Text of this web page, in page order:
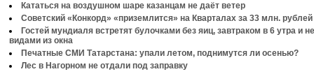
Кататься на воздушном шаре казанцам не даёт ветер
Советский «Конкорд» «приземлится» на Кварталах за 33 млн. рублей
Гостей мундиаля встретят булочками без яиц, завтраком в 6 утра и
видами из окна
Печатные СМИ Татарстана: упали летом, поднимутся ли осенью?
Лес в Нагорном не отдали под заправку